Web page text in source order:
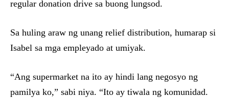
regular donation drive sa buong lungsod.
Sa huling araw ng unang relief distribution, humarap si
Isabel sa mga empleyado at umiyak.
“Ang supermarket na ito ay hindi lang negosyo ng
pamilya ko,” sabi niya. “Ito ay tiwala ng komunidad.